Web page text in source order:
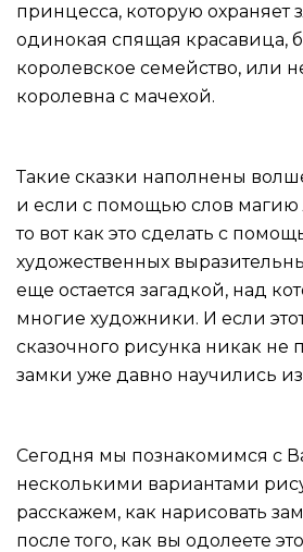
принцесса, которую охраняет
одинокая спящая красавица,
королевское семейство, или
королевна с мачехой.
Такие сказки наполнены
и если с помощью слов магию
то вот как это сделать с
художественных
еще остается загадкой, над
многие художники. И если
сказочного рисунка никак не
замки уже давно научились
Сегодня мы познакомимся с
несколькими вариантами
расскажем, как нарисовать
после того, как вы одолеете